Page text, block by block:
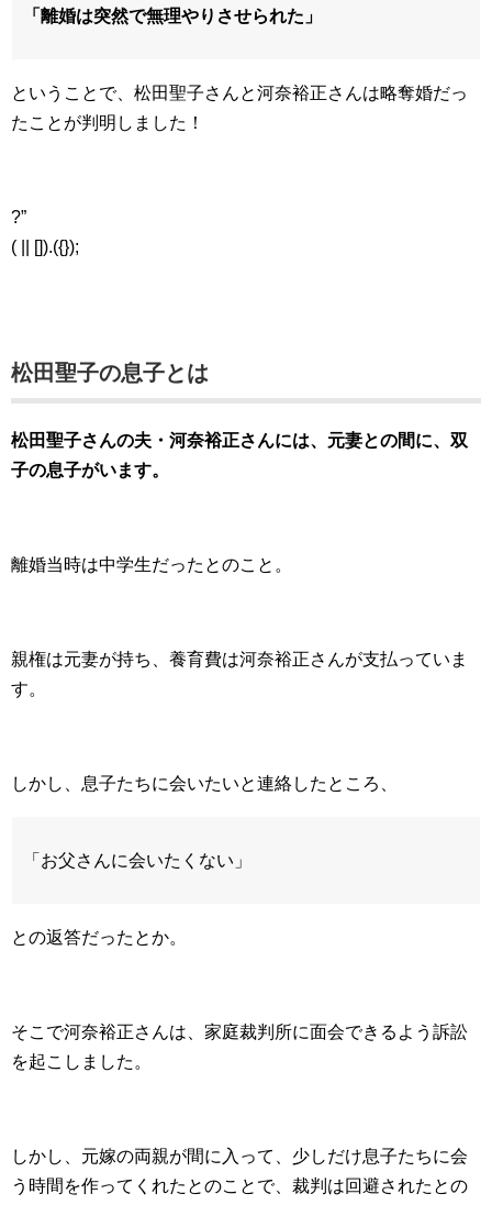
「離婚は突然で無理やりさせられた」
ということで、松田聖子さんと河奈裕正さんは略奪婚だっ
たことが判明しました！
?”
( || []).({});
松田聖子の息子とは
松田聖子さんの夫・河奈裕正さんには、元妻との間に、双
子の息子がいます。
離婚当時は中学生だったとのこと。
親権は元妻が持ち、養育費は河奈裕正さんが支払っていま
す。
しかし、息子たちに会いたいと連絡したところ、
「お父さんに会いたくない」
との返答だったとか。
そこで河奈裕正さんは、家庭裁判所に面会できるよう訴訟
を起こしました。
しかし、元嫁の両親が間に入って、少しだけ息子たちに会
う時間を作ってくれたとのことで、裁判は回避されたとの